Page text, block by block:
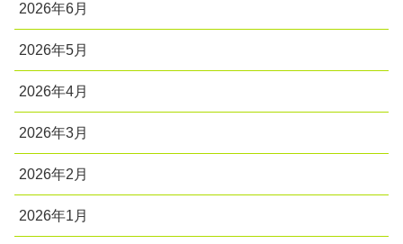
2026年6月
2026年5月
2026年4月
2026年3月
2026年2月
2026年1月